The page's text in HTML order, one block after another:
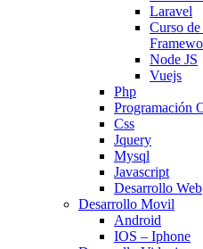
Laravel
Curso
Node JS
Vuejs
Php
Programación
Css
Jquery
Mysql
Javascript
Desarrollo Web
Desarrollo Movil
Android
IOS – Iphone